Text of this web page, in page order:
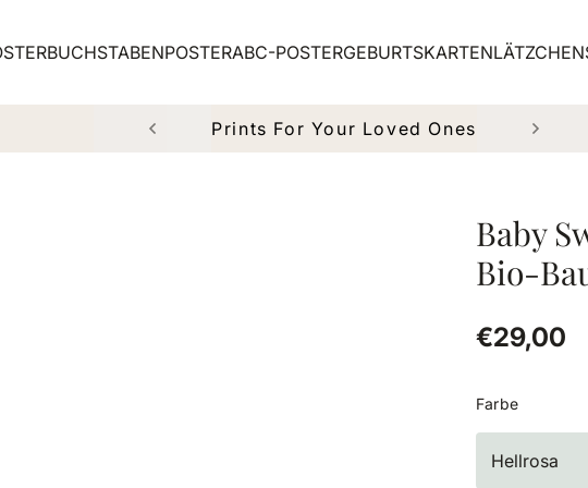
BUCHSTABENPOSTERABC-POSTERGEBURTSKARTENLÄTZCHEN
Made with in Munich
Baby
Bio-
€29,00
Farbe
Hellrosa